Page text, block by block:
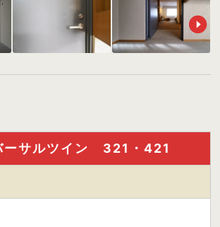
ーサルツイン 321・421